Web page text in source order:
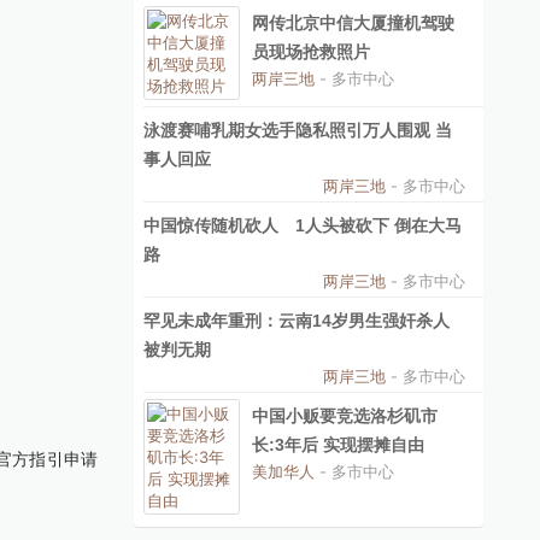
方指引申请
网传北京中信大厦撞机驾驶
员现场抢救照片
两岸三地 - 多市中心
泳渡赛哺乳期女选手隐私照引万人围观 当
事人回应
两岸三地 - 多市中心
中国惊传随机砍人 1人头被砍下 倒在大马
路
两岸三地 - 多市中心
罕见未成年重刑：云南14岁男生强奸杀人
被判无期
两岸三地 - 多市中心
中国小贩要竞选洛杉矶市
长:3年后 实现摆摊自由
美加华人 - 多市中心